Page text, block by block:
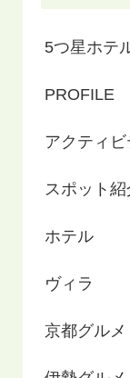
5つ星ホテ
PROFILE
アクティ
スポット紹
ホテル
ヴィラ
京都グルメ